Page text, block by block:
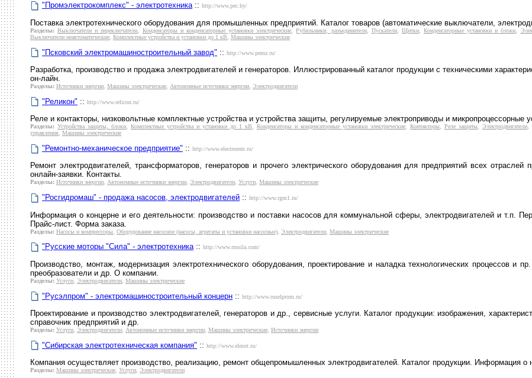
"Промэлектрокомплекс" - электротехника:: http://www.pec.by/
Поставка электротехнического оборудования для промышленных предприятий. Каталог товаров (автоматические выключатели,
Разделы: Выключатели и переключатели Конденсаторы и конденсаторные установки электрические ,Рубильники, разъединители, Пускатели, Щитки,Конденсаторные установки и блоки
Выключатели неавтоматические Комплектные устройства и установки до 1 кВ Машины электрические
"Псковский электромашиностроительный завод" :: http://www.pemz.ru/
Разработка, производство и продажа электродвигателей и генераторов. Иллюстрированный каталог продукции с техническими
он-лайн.
Разделы: Источники энергии Машины электрические Автономные источники энергии Электродвигатели
"Реликон" :: http://www.relicon.ru/
Реле и контакторы, низковольтные комплектные устройства и устройства защиты, регулируемые электроприводы и микропроцессорные
Разделы: Устройства защиты, блоки Комплектные устройства и установки до 1 кВ Конденсаторы и конденсаторные установки электрические Контакторы Реле защиты Электродвигатели
управления
Машины электрические
"Ремонтно-механическое предприятие" :: http://www.electrorem.ru/
Ремонт электродвигателей, трансформаторов, генераторов и прочего электрического оборудования для предприятий всех
онлайн-заявки. Контакты.
Разделы: Источники энергии, Автономные источники энергии, Электродвигатели, Услуги, Машины электрические
"Росгидромаш" - продажа насосов, электродвигателей :: http://www.rgm1.ru/
Информация о концерне и его деятельности: производство и поставки насосов для коммунальной сферы, электродвигателей и т.п.
Прайс-лист. Форма заказа.
Разделы: Насосы и компрессоры Оборудование насосное (насосы, агрегаты и установки насосные) Электродвигатели Машины электрические
"Русские моторы "Сила" - электротехника:: http://www.rmsila.com/
Производство, монтаж, модернизация электротехнического оборудования, проектирование и наладка технологических процессов и
преобразователи и др. О компании.
Разделы: Услуги Электродвигатели Машины электрические
"Русэлпром" - электромашиностроительный концерн :: http://www.ruselprom.ru/
Проектирование и производство электродвигателей, генераторов и др., сервисные услуги. Каталог продукции: изображения,
справочник предприятий и др.
Разделы: Услуги Электродвигатели Автономные источники энергии Машины электрические Источники энергии
"Сибирская электротехническая компания" :: http://www.elmot.ru/
Компания осуществляет производство, реализацию, ремонт общепромышленных электродвигателей. Каталог продукции. Информация о
Разделы: Машины электрические, Услуги, Электродвигатели